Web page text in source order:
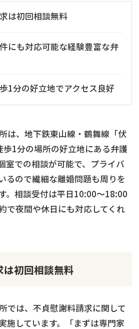
は初回相談無料
にも対応可能な経験豊富な弁
1分の好立地でアクセス良好​
は、地下鉄東山線・鶴舞線「伏
1分の場所の好立地にある弁護
室での相談が可能で、プライバ
るので繊細な離婚問題も周りを
。相談受付は平日10:00～18:00
で夜間や休日にも対応してくれ
初回相談無料
では、不貞慰謝料請求に関して
施しています。​「まずは専門家